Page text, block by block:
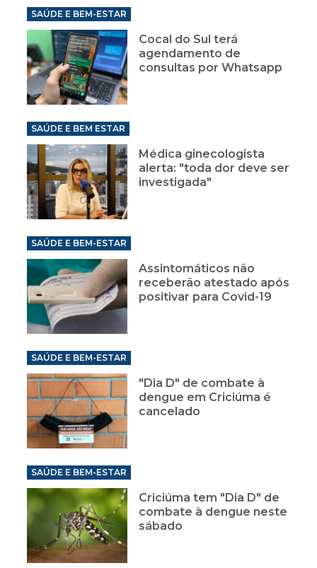
SAÚDE E BEM-ESTAR
Cocal do Sul terá
agendamento de
consultas por Whatsapp
SAÚDE E BEM ESTAR
Médica ginecologista
alerta: "toda dor deve ser
investigada"
SAÚDE E BEM-ESTAR
Assintomáticos não
receberão atestado após
positivar para Covid-19
SAÚDE E BEM-ESTAR
"Dia D" de combate à
dengue em Criciúma é
cancelado
SAÚDE E BEM-ESTAR
Criciúma tem "Dia D" de
combate à dengue neste
sábado